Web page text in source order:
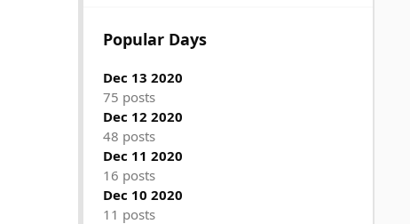
Popular Days
Dec 13 2020
75 posts
Dec 12 2020
48 posts
Dec 11 2020
16 posts
Dec 10 2020
11 posts